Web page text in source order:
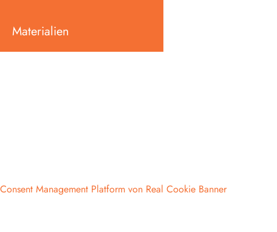
Materialien
Consent Management Platform von Real Cookie Banner